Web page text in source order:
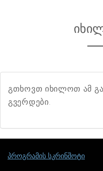
გთხოვთ იხილოთ ამ
გვერდები.
პროგრამის სკრინშოტი